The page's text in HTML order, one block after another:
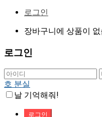
로그인
장바구니에 상품이 없
로그인
호 분실
날 기억해줘!